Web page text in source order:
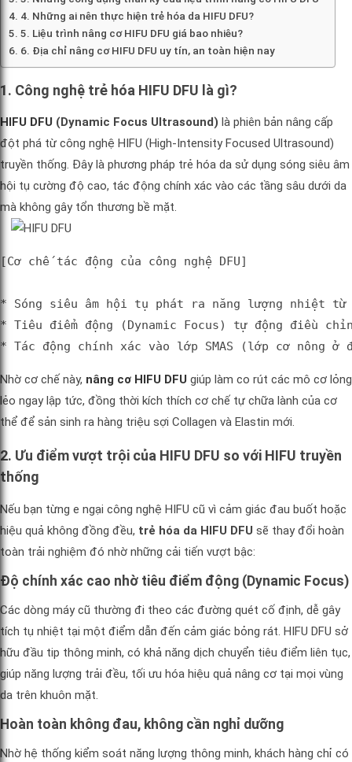
4. Những ai nên thực hiện trẻ hóa da HIFU DFU?
5. Liệu trình nâng cơ HIFU DFU giá bao nhiêu?
6. Địa chỉ nâng cơ HIFU DFU uy tín, an toàn hiện nay
1. Công nghệ trẻ hóa HIFU DFU là gì?
HIFU DFU (Dynamic Focus Ultrasound) là phiên bản nâng cấp
đột phá từ công nghệ HIFU (High-Intensity Focused Ultrasound)
truyền thống. Đây là phương pháp trẻ hóa da sử dụng sóng siêu âm
hội tụ cường độ cao, tác động chính xác vào các tầng sâu dưới da
mà không gây tổn thương bề mặt.
[Cơ chế tác động của công nghệ DFU]
* Sóng siêu âm hội tụ phát ra năng lượng nhiệt
* Tiêu điểm động (Dynamic Focus) tự động điều
Nhờ cơ chế này, nâng cơ HIFU DFU giúp làm co rút các mô cơ lỏng
lẻo ngay lập tức, đồng thời kích thích cơ chế tự chữa lành của cơ
thể để sản sinh ra hàng triệu sợi Collagen và Elastin mới.
2. Ưu điểm vượt trội của HIFU DFU so với HIFU truyền
thống
Nếu bạn từng e ngại công nghệ HIFU cũ vì cảm giác đau buốt hoặc
hiệu quả không đồng đều, trẻ hóa da HIFU DFU sẽ thay đổi hoàn
toàn trải nghiệm đó nhờ những cải tiến vượt bậc:
Độ chính xác cao nhờ tiêu điểm động (Dynamic Focus)
Các dòng máy cũ thường đi theo các đường quét cố định, dễ gây
tích tụ nhiệt tại một điểm dẫn đến cảm giác bỏng rát. HIFU DFU sở
hữu đầu tip thông minh, có khả năng dịch chuyển tiêu điểm liên tục,
giúp năng lượng trải đều, tối ưu hóa hiệu quả nâng cơ tại mọi vùng
da trên khuôn mặt.
Hoàn toàn không đau, không cần nghỉ dưỡng
Nhờ hệ thống kiểm soát năng lượng thông minh, khách hàng chỉ có